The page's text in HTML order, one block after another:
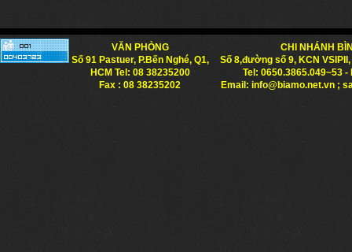
VĂN PHÒNG
Số 91 Pastuer, P.Bến Nghé, Q1,
HCM Tel: 08 38235200
Fax : 08 38235202
CHI NHÁNH
Số 8,đường số 9, KCN VSIPII,
Tel: 0650.3865.049~53
Email: info@biamo.net.vn ;